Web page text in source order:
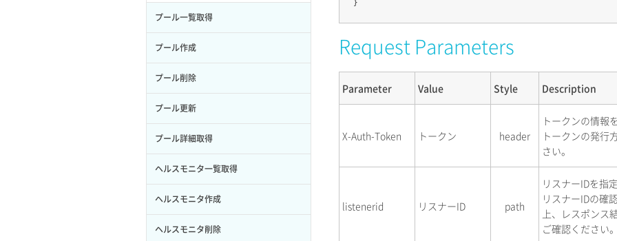
サブユーザーにロールを紐づけ
サブユーザー一覧取得
サブユーザー作成
サブユーザー削除
サブユーザー更新
サブユーザー詳細取得
トークン発行
パーミッション一覧取得
指定）
バックアップリストア
バックアップ一覧取得
バックアップ詳細一覧取得
バックアップ詳細取得
ボリュームイメージ保存
ボリュームタイプ一覧取得
イメージ保存使用量取得
イメージ保存容量取得
イメージ保存容量変更
イメージ削除
イメージ詳細取得
SSHキーペア作成
SSHキーペア削除
SSHキーペア詳細取得
アタッチ済みポート一覧取得
アタッチ済みポート詳細取得
アタッチ済みボリューム一覧
アタッチ済みボリューム詳細取得
コンソールURL発行
QoSポリシー詳細取得
サブネット一覧取得
サブネット作成（ローカルネットワー
ク用）
サブネット詳細取得
セキュリティグループ ルール一覧取得
セキュリティグループ ルール作成
プール一覧取得
プール作成
プール削除
プール更新
プール詳細取得
ヘルスモニタ一覧取得
ヘルスモニタ作成
ヘルスモニタ削除
Request Parameters
Parameter Value Style Description
X-Auth-Token トークン header
トークンの情報
トークンの発行
さい。
listenerid リスナーID path
リスナーIDを指
リスナーIDの確
上、レスポンス
ご確認ください